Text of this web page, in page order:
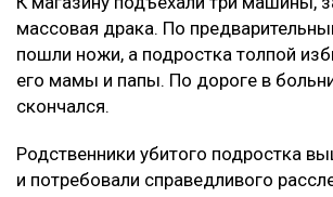
массовая драка. По
пошли ножи, а подростка толпой
его мамы и папы. По дороге в
скончался.
Родственники убитого подростка
и потребовали справедливого